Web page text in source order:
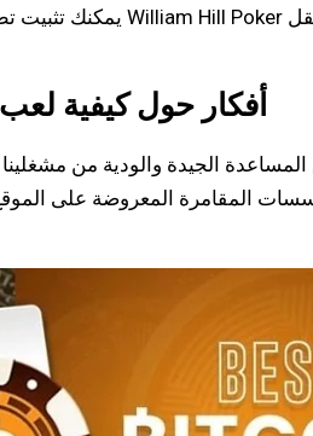
أفكار حول كيفية
الجيدة والودية من